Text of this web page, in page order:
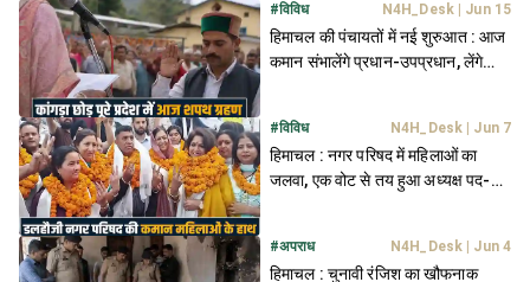
#विविध N4H_Desk| Jun 15
हिमाचल की पंचायतों में नई शुरुआत : आज
कमान संभालेंगे प्रधान-उपप्रधान, लेंगे
#विविध N4H_Desk Jun 7
हिमाचल : नगर परिषद में महिलाओं का
जलवा, एक वोट से तय हुआ अध्यक्ष पद-
#अपराध N4H_Desk Jun 4
हिमाचल : चुनावी रंजिश का खौफनाक